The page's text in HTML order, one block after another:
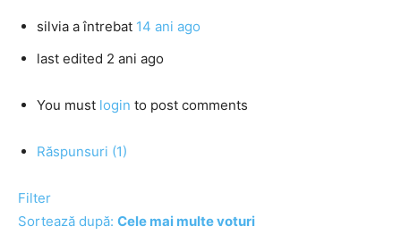
silvia a întrebat 14 ani ago
last edited 2 ani ago
You must login to post comments
Răspunsuri (1)
Filter
Sortează după: Cele mai multe voturi